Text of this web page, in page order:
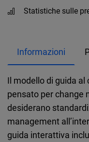
Statistiche sulle
Informazioni
Il modello di guida
pensato per change
desiderano
management
guida interattiva